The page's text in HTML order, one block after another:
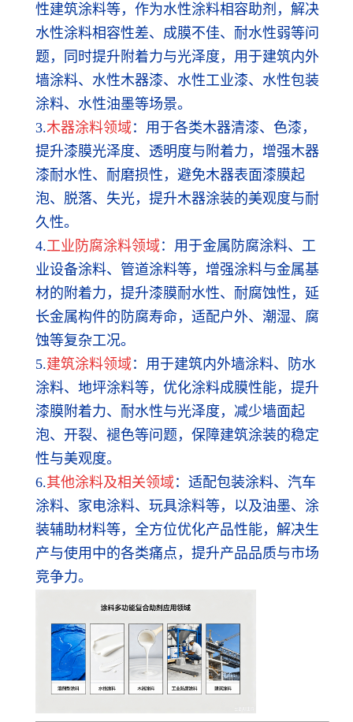
性建筑涂料等，作为水性涂料相容助剂，解决
水性涂料相容性差、成膜不佳、耐水性弱等问
题，同时提升附着力与光泽度，用于建筑内外
墙涂料、水性木器漆、水性工业漆、水性包装
涂料、水性油墨等场景。
3.木器涂料领域 ：用于各类木器清漆、色漆，
提升漆膜光泽度、透明度与附着力，增强木器
漆耐水性、耐磨损性，避免木器表面漆膜起
泡、脱落、失光，提升木器涂装的美观度与耐
久性。
4.工业防腐涂料领域 ：用于金属防腐涂料、工
业设备涂料、管道涂料等，增强涂料与金属基
材的附着力，提升漆膜耐水性、耐腐蚀性，延
长金属构件的防腐寿命，适配户外、潮湿、腐
蚀等复杂工况。
5.建筑涂料领域 ：用于建筑内外墙涂料、防水
涂料、地坪涂料等，优化涂料成膜性能，提升
漆膜附着力、耐水性与光泽度，减少墙面起
泡、开裂、褪色等问题，保障建筑涂装的稳定
性与美观度。
6.其他涂料及相关领域 ：适配包装涂料、汽车
涂料、家电涂料、玩具涂料等，以及油墨、涂
装辅助材料等，全方位优化产品性能，解决生
产与使用中的各类痛点，提升产品品质与市场
竞争力。